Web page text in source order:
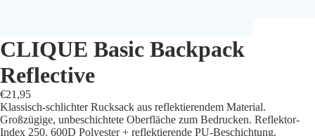
CLIQUE Basic Backpack
Reflective
€21,95
Klassisch-schlichter Rucksack aus reflektierendem Material.
Großzügige, unbeschichtete Oberfläche zum Bedrucken. Reflektor-
Index 250. 600D Polyester + reflektierende PU-Beschichtung.